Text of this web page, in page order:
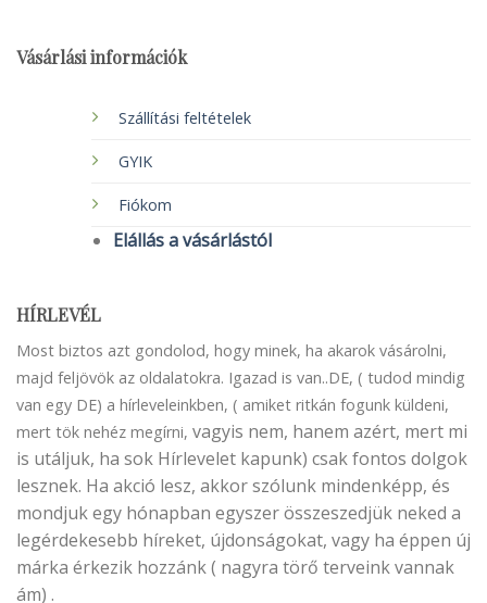
Vásárlási információk
Szállítási feltételek
GYIK
Fiókom
Elállás a vásárlástól
HÍRLEVÉL
Most biztos azt gondolod, hogy minek, ha akarok vásárolni,
majd feljövök az oldalatokra. Igazad is van..DE, ( tudod mindig
van egy DE) a hírleveleinkben, ( amiket ritkán fogunk küldeni,
mert tök nehéz megírni, vagyis nem, hanem azért, mert mi
is utáljuk, ha sok Hírlevelet kapunk) csak fontos dolgok
lesznek. Ha akció lesz, akkor szólunk mindenképp, és
mondjuk egy hónapban egyszer összeszedjük neked a
legérdekesebb híreket, újdonságokat, vagy ha éppen új
márka érkezik hozzánk ( nagyra törő terveink vannak
ám) .